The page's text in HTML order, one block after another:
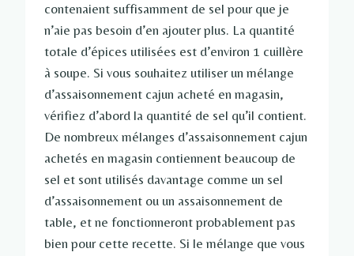
contenaient suffisamment de sel pour que je
n’aie pas besoin d’en ajouter plus. La quantité
totale d’épices utilisées est d’environ 1 cuillère
à soupe. Si vous souhaitez utiliser un mélange
d’assaisonnement cajun acheté en magasin,
vérifiez d’abord la quantité de sel qu’il contient.
De nombreux mélanges d’assaisonnement cajun
achetés en magasin contiennent beaucoup de
sel et sont utilisés davantage comme un sel
d’assaisonnement ou un assaisonnement de
table, et ne fonctionneront probablement pas
bien pour cette recette. Si le mélange que vous